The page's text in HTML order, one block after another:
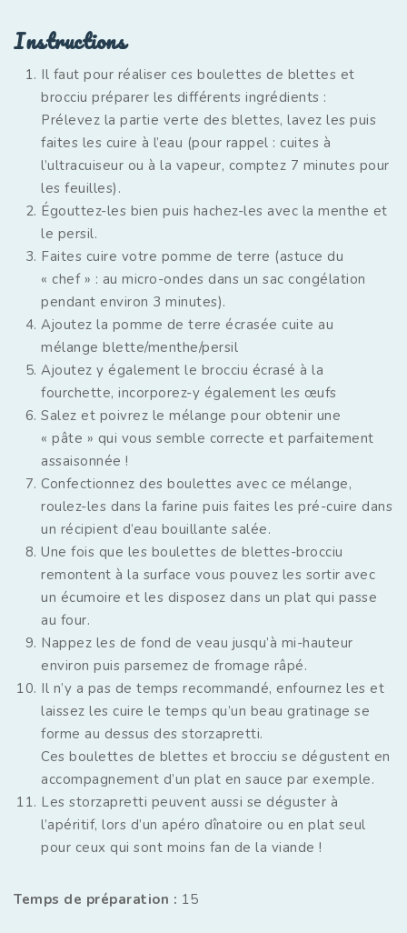
Instructions
Il faut pour réaliser ces boulettes de blettes et
brocciu préparer les différents ingrédients :
Prélevez la partie verte des blettes, lavez les puis
faites les cuire à l’eau (pour rappel : cuites à
l’ultracuiseur ou à la vapeur, comptez 7 minutes pour
les feuilles).
Égouttez-les bien puis hachez-les avec la menthe et
le persil.
Faites cuire votre pomme de terre (astuce du
« chef » : au micro-ondes dans un sac congélation
pendant environ 3 minutes).
Ajoutez la pomme de terre écrasée cuite au
mélange blette/menthe/persil
Ajoutez y également le brocciu écrasé à la
fourchette, incorporez-y également les œufs
Salez et poivrez le mélange pour obtenir une
« pâte » qui vous semble correcte et parfaitement
assaisonnée !
Confectionnez des boulettes avec ce mélange,
roulez-les dans la farine puis faites les pré-cuire dans
un récipient d’eau bouillante salée.
Une fois que les boulettes de blettes-brocciu
remontent à la surface vous pouvez les sortir avec
un écumoire et les disposez dans un plat qui passe
au four.
Nappez les de fond de veau jusqu’à mi-hauteur
environ puis parsemez de fromage râpé.
Il n’y a pas de temps recommandé, enfournez les et
laissez les cuire le temps qu’un beau gratinage se
forme au dessus des storzapretti.
Ces boulettes de blettes et brocciu se dégustent en
accompagnement d’un plat en sauce par exemple.
Les storzapretti peuvent aussi se déguster à
l’apéritif, lors d’un apéro dînatoire ou en plat seul
pour ceux qui sont moins fan de la viande !
Temps de préparation : 15